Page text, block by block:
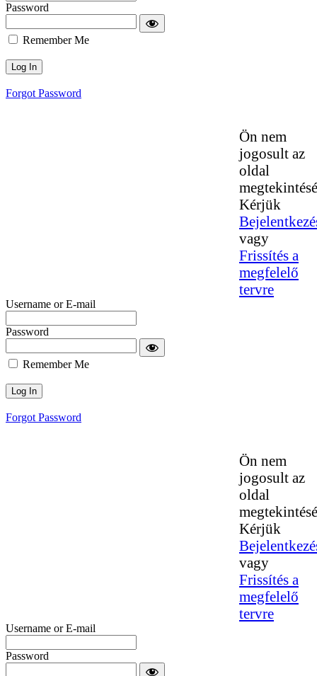
Password
Remember Me
Forgot Password
Ön nem
jogosult az
oldal
Kérjük
vagy
Frissítés a
megfelelő
tervre
Username or E-mail
Password
Remember Me
Forgot Password
Ön nem
jogosult az
oldal
Kérjük
vagy
Frissítés a
megfelelő
tervre
Username or E-mail
Password